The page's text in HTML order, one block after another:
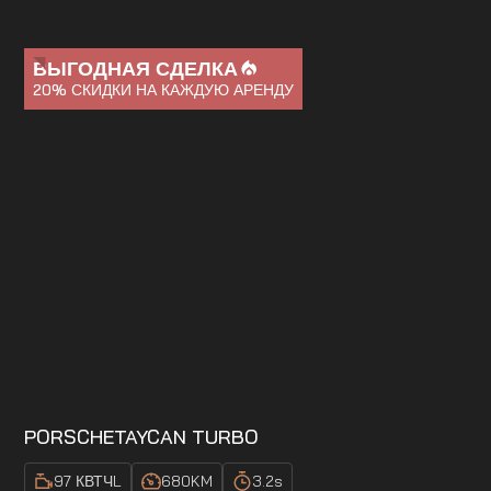
ВЫГОДНАЯ СДЕЛКА
20% СКИДКИ НА КАЖДУЮ АРЕНДУ
PORSCHETAYCAN TURBO
97 КВТЧL 680KM 3.2s